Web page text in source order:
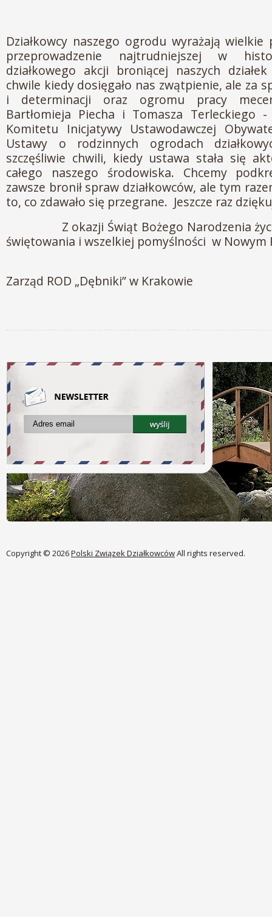
Działkowcy naszego ogrodu wyrażają wielkie
przeprowadzenie najtrudniejszej w
działkowego akcji broniącej naszych
chwile kiedy dosięgało nas zwątpienie, ale za
i determinacji oraz ogromu pracy
Bartłomieja Piecha i Tomasza Terleckiego
Komitetu Inicjatywy Ustawodawczej
Ustawy o rodzinnych ogrodach
szczęśliwie chwili, kiedy ustawa stała się
całego naszego środowiska. Chcemy
zawsze bronił spraw działkowców, ale tym
to, co zdawało się przegrane. Jeszcze raz
Z okazji Świąt Bożego Narodzenia
świętowania i wszelkiej pomyślności w Nowym
Zarząd ROD „Dębniki” w Krakowie
Copyright © 2026Polski Związek DziałkowcówAll rights reserved.